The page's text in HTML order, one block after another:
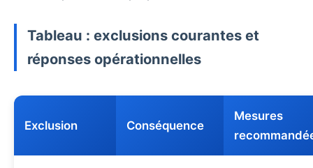
Tableau : exclusions courantes et
réponses opérationnelles
Exclusion Conséquence
Mesures